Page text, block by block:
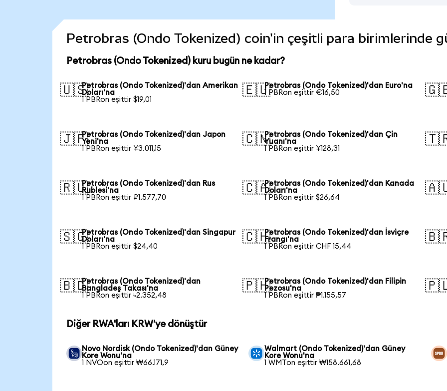
Petrobras (Ondo Tokenized) coin'in çeşitli para birimlerinde
Petrobras (Ondo Tokenized) kuru bugün ne kadar?
🇺🇸Petrobras (Ondo Tokenized)'dan Amerikan
Doları'na
1 PBRon eşittir $19,01
🇪🇺Petrobras (Ondo Tokenized)'dan Euro'na
1 PBRon eşittir €16,50
🇯🇵Petrobras (Ondo Tokenized)'dan Japon
Yeni'na
1 PBRon eşittir ¥3.011,15
🇨🇳Petrobras (Ondo Tokenized)'dan Çin
Yuanı'na
1 PBRon eşittir ¥128,31
🇷🇺Petrobras (Ondo Tokenized)'dan Rus
Rublesi'na
1 PBRon eşittir ₽1.577,70
🇨🇦Petrobras (Ondo Tokenized)'dan Kanada
Doları'na
1 PBRon eşittir $26,64
🇸🇬Petrobras (Ondo Tokenized)'dan Singapur
Doları'na
1 PBRon eşittir $24,40
🇨🇭Petrobras (Ondo Tokenized)'dan İsviçre
Frangı'na
1 PBRon eşittir CHF 15,44
🇧🇩Petrobras (Ondo Tokenized)'dan
Bangladeş Takası'na
1 PBRon eşittir ৳2.352,48
🇵🇭Petrobras (Ondo Tokenized)'dan Filipin
Pezosu'na
1 PBRon eşittir ₱1.155,57
Diğer RWA'ları KRW'ye dönüştür
Novo Nordisk (Ondo Tokenized)'dan Güney
Kore Wonu'na
1 NVOon eşittir ₩66.171,9
Walmart (Ondo Tokenized)'dan Güney
Kore Wonu'na
1 WMTon eşittir ₩158.661,68